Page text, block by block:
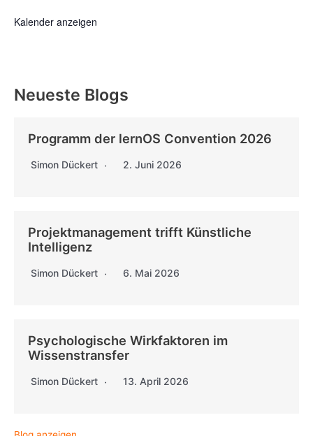
Kalender anzeigen
Neueste Blogs
Programm der lernOS Convention 2026
Simon Dückert 2. Juni 2026
Projektmanagement trifft Künstliche
Intelligenz
Simon Dückert 6. Mai 2026
Psychologische Wirkfaktoren im
Wissenstransfer
Simon Dückert 13. April 2026